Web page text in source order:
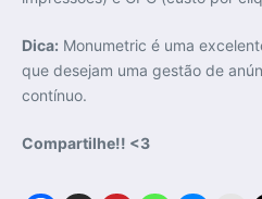
Dica: Monumetric é uma
que desejam uma gestão de
contínuo.
Compartilhe!! <3